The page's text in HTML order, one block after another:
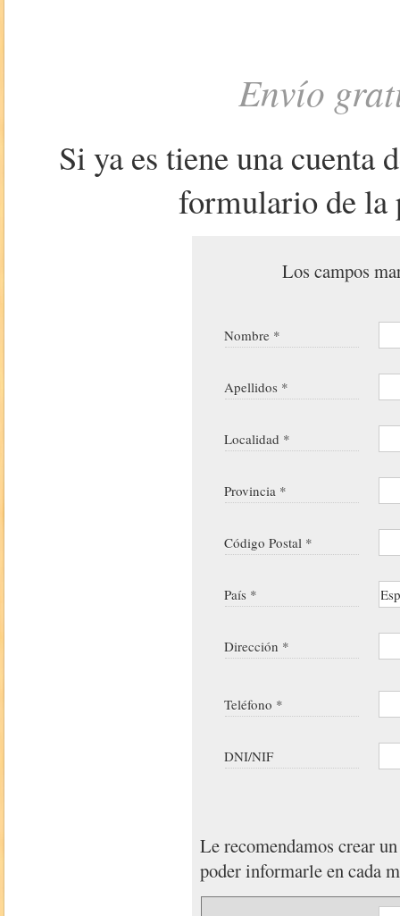
Envío
Si ya es tiene una cuenta
formulario de la
Los campos
Nombre *
Apellidos *
Localidad *
Provincia *
Código Postal *
País *
Dirección *
Teléfono *
DNI/NIF
Le recomendamos crear
poder informarle en cada